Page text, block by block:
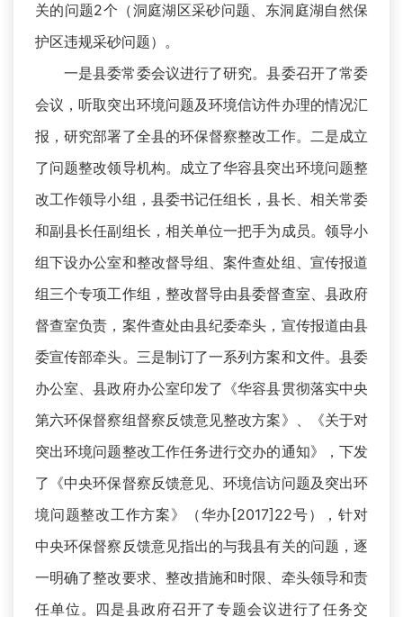
关的问题2个（洞庭湖区采砂问题、东洞庭湖自然保
护区违规采砂问题）。
一是县委常委会议进行了研究。县委召开了常委
会议，听取突出环境问题及环境信访件办理的情况汇
报，研究部署了全县的环保督察整改工作。二是成立
了问题整改领导机构。成立了华容县突出环境问题整
改工作领导小组，县委书记任组长，县长、相关常委
和副县长任副组长，相关单位一把手为成员。领导小
组下设办公室和整改督导组、案件查处组、宣传报道
组三个专项工作组，整改督导由县委督查室、县政府
督查室负责，案件查处由县纪委牵头，宣传报道由县
委宣传部牵头。三是制订了一系列方案和文件。县委
办公室、县政府办公室印发了《华容县贯彻落实中央
第六环保督察组督察反馈意见整改方案》、《关于对
突出环境问题整改工作任务进行交办的通知》，下发
了《中央环保督察反馈意见、环境信访问题及突出环
境问题整改工作方案》（华办[2017]22号），针对
中央环保督察反馈意见指出的与我县有关的问题，逐
一明确了整改要求、整改措施和时限、牵头领导和责
任单位。四是县政府召开了专题会议进行了任务交